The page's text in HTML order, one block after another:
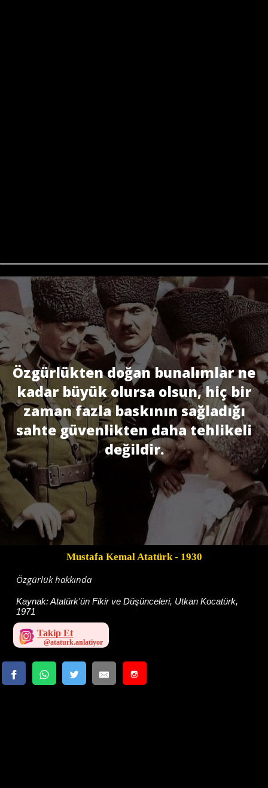
Özgürlükten doğan bunalımlar ne
kadar büyük olursa olsun, hiç bir
zaman fazla baskının sağladığı
sahte güvenlikten daha tehlikeli
değildir.
Mustafa Kemal Atatürk- 1930
Özgürlük hakkında
Kaynak:Atatürk'ün Fikir ve Düşünceleri, Utkan Kocatürk,
1971
Takip Et